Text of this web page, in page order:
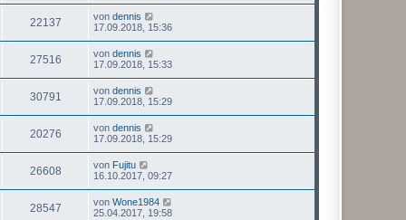
22137 von dennis
17.09.2018, 15:36
27516 von dennis
17.09.2018, 15:33
30791 von dennis
17.09.2018, 15:29
20276 von dennis
17.09.2018, 15:29
26608 von Fujitu
16.10.2017, 09:27
28547 von Wone1984
25.04.2017, 19:58